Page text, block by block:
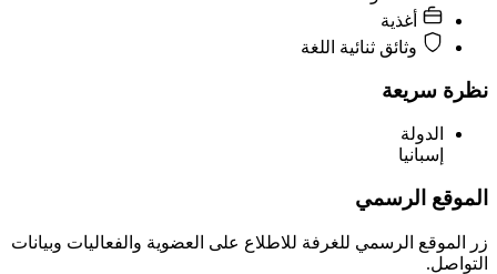
أغذية
وثائق ثنائية اللغة
نظرة سريعة
الدولة
إسبانيا
الموقع الرسمي
زر الموقع الرسمي للغرفة للاطلاع على العضوية والفعاليات وبيانات
التواصل.